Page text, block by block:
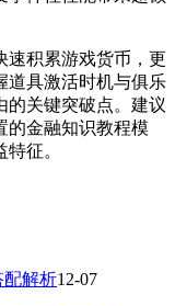
速积累游戏货币，更
道具激活时机与俱乐
的关键突破点。建议
的金融知识教程模
征。
配解析12-07